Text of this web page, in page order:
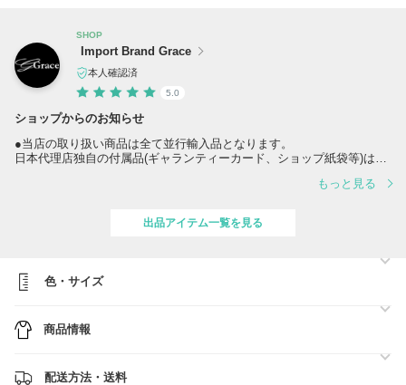
SHOP
Import Brand Grace
本人確認済
5.0
ショップからのお知らせ
●当店の取り扱い商品は全て並行輸入品となります。
日本代理店独自の付属品(ギャランティーカード、ショップ紙袋等)はご
予めご了承いただいた上でご検討をいただきますようお願い申し上げま
詳しくは下記URLをご参照下さいませ。
●在庫の確保は全てご注文確定後に行わせていただいております。
そのため在庫確認のご連絡をいただかずにご注文操作いただいても差し
●当店では当ショッピングモール以外にもサイト運営を行っております
もっと見る
出品アイテム一覧を見る
色・サイズ
商品情報
配送方法・送料